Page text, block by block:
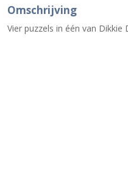
Omschrijving
Vier puzzels in één van Dikkie